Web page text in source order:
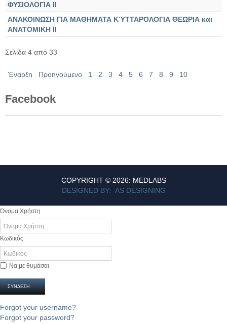
ΦΥΣΙΟΛΟΓΙΑ ΙΙ
ΑΝΑΚΟΙΝΩΣΗ ΓΙΑ ΜΑΘΗΜΑΤΑ ΚΎΤΤΑΡΟΛΟΓΙΑ ΘΕΩΡΙΑ και
ΑΝΑΤΟΜΙΚΗ ΙΙ
Σελίδα 4 από 33
Έναρξη Προηγούμενο 1 2 3 4 5 6 7 8 9 10
Επόμενο Τέλος
Facebook
COPYRIGHT © 2026: MEDLABS
DESIGNED BY: AS DESIGNING
Όνομα Χρήστη
Κωδικός
Να με θυμάσαι
ΣΎΝΔΕΣΗ
Forgot your username?
Forgot your password?